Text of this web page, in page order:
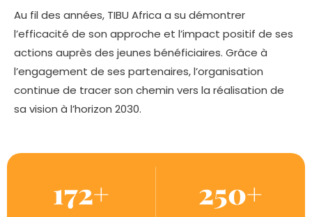
Au fil des années, TIBU Africa a su démontrer
l’efficacité de son approche et l’impact positif de ses
actions auprès des jeunes bénéficiaires. Grâce à
l’engagement de ses partenaires, l’organisation
continue de tracer son chemin vers la réalisation de
sa vision à l’horizon 2030.
172+ 250+